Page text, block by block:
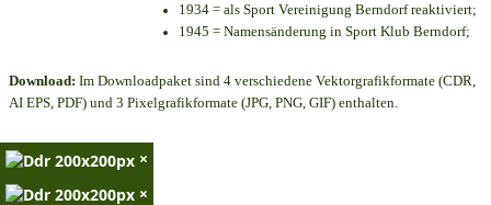
1934 = als Sport Vereinigung Berndorf reaktiviert;
1945 = Namensänderung in Sport Klub Berndorf;
Download: Im Downloadpaket sind 4 verschiedene Vektorgrafikformate (CDR,
AI EPS, PDF) und 3 Pixelgrafikformate (JPG, PNG, GIF) enthalten.
×
×